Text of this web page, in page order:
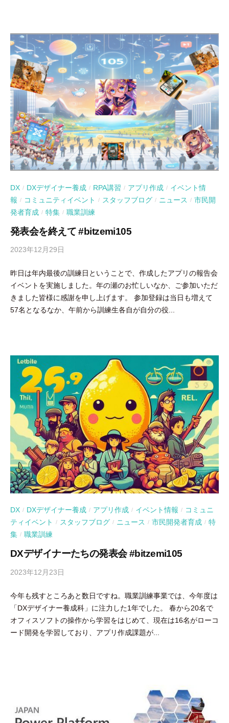
DX / DXデザイナー養成 / RPA講習 / アプリ作成 / イベント情
報 / コミュニティイベント / スタッフブログ / ニュース / 市民開
発者育成 / 特集 / 職業訓練
発表会を終えて #bitzemi105
2023年12月29日
吉
田
豪
昨日は年内最後の訓練日ということで、作成したアプリの報告会
イベントを実施しました。年の瀬のお忙しいなか、ご参加いただ
きました皆様に感謝を申し上げます。 参加登録は当日も増えて
57名となるなか、午前から訓練生各自が自分の役...
DX / DXデザイナー養成 / アプリ作成 / イベント情報 / コミュニ
ティイベント
/ スタッフブログ / ニュース / 市民開発者育成 / 特
集 / 職業訓練
DXデザイナーたちの発表会 #bitzemi105
2023年12月23日
吉
田
豪
今年も残すところあと数日ですね。職業訓練事業では、今年度は
「DXデザイナー養成科」に注力した1年でした。 春から20名で
オフィスソフトの操作から学習をはじめて、現在は16名がローコ
ード開発を学習しており、アプリ作成課題が...